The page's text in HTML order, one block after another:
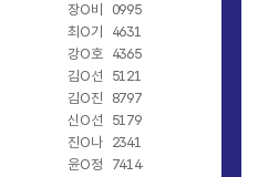
장O비
0995
최O기
4631
강O호
4365
김O선
5121
김O진
8797
신O선
5179
진O나
2341
윤O정
7414